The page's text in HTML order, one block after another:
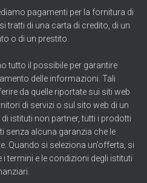
pagamenti per la fornitura di
tratti di una carta di credito, di un
o di un prestito.
tutto il possibile per garantire
delle informazioni. Tali
da quelle riportate sui siti web
di servizi o sul sito web di un
istituti non partner, tutti i prodotti
senza alcuna garanzia che le
Quando si seleziona un’offerta, si
i termini e le condizioni degli istituti